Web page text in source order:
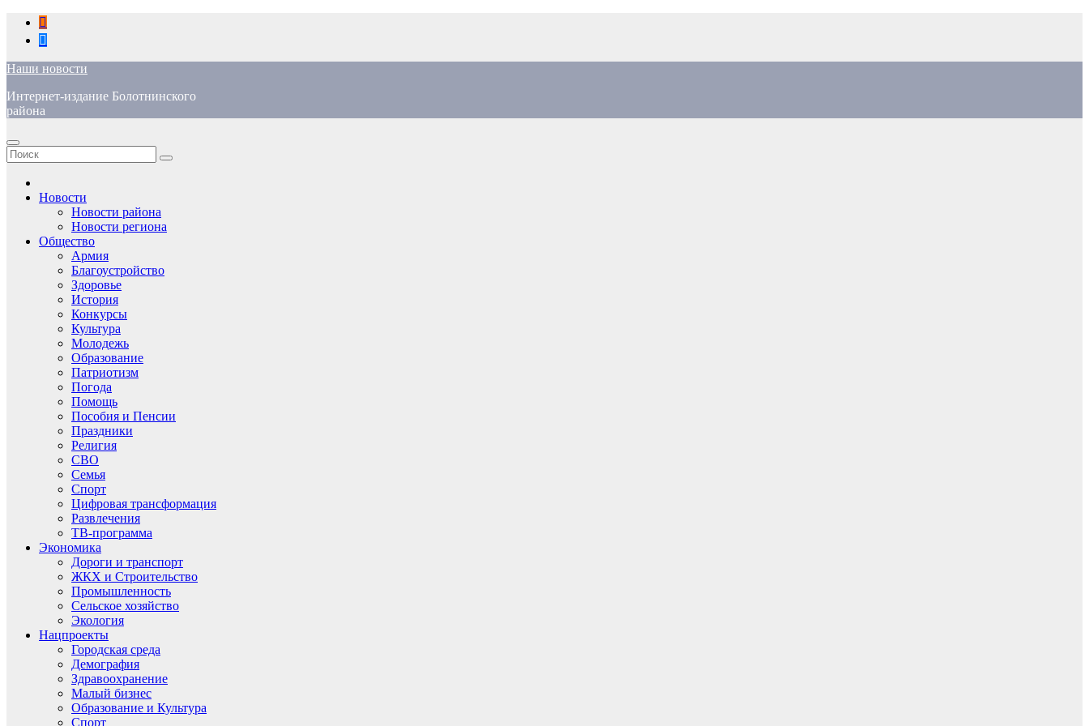
Перейти
содержимому
Наши новости
Интернет-издание Болотнинского
района
Новости
Новости района
Новости региона
Общество
Армия
Благоустройство
Здоровье
История
Конкурсы
Культура
Молодежь
Образование
Патриотизм
Погода
Помощь
Пособия и Пенсии
Праздники
Религия
СВО
Семья
Спорт
Цифровая трансформация
Развлечения
ТВ-программа
Экономика
Дороги и транспорт
ЖКХ и Строительство
Промышленность
Сельское хозяйство
Экология
Нацпроекты
Городская среда
Демография
Здравоохранение
Малый бизнес
Образование и Культура
Спорт